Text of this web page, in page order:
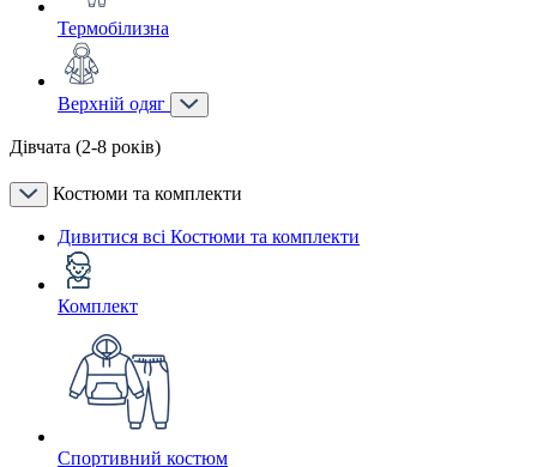
Термобілизна
Верхній одяг
Дівчата (2-8 років)
Костюми та комплекти
Дивитися всі Костюми та комплекти
Комплект
Спортивний костюм